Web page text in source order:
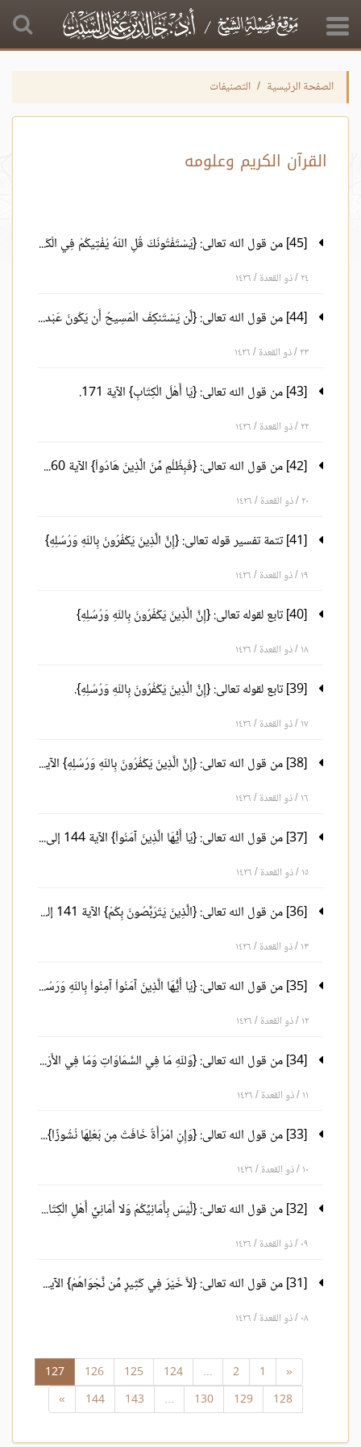
الصفحة الرئيسية التصنيفات
القرآن الكريم وعلومه
[45] من قول الله تعالى: {يَسْتَفْتُونَكَ قُلِ اللّهُ يُفْتِيكُمْ فِي الْكَلاَلَةِ} الآية 176.
٢٤ / ذو القعدة / ١٤٢٦
[44] من قول الله تعالى: {لَّن يَسْتَنكِفَ الْمَسِيحُ أَن يَكُونَ عَبْداً لِّلّهِ} الآية 172 إلى قوله تعالى: {وَيَهْدِيهِمْ إِلَيْهِ صِرَاطًا مُّسْتَقِيمًا} الآية 175.
٢٣ / ذو القعدة / ١٤٢٦
[43] من قول الله تعالى: {يَا أَهْلَ الْكِتَابِ} الآية 171.
٢٢ / ذو القعدة / ١٤٢٦
[42] من قول الله تعالى: {فَبِظُلْمٍ مِّنَ الَّذِينَ هَادُواْ} الآية 160 إلى قوله تعالى: {وَكَانَ اللّهُ عَلِيمًا حَكِيمًا} الآية 170.
٢٠ / ذو القعدة / ١٤٢٦
[41] تتمة تفسير قوله تعالى: {إِنَّ الَّذِينَ يَكْفُرُونَ بِاللّهِ وَرُسُلِهِ}
١٩ / ذو القعدة / ١٤٢٦
[40] تابع لقوله تعالى: {إِنَّ الَّذِينَ يَكْفُرُونَ بِاللّهِ وَرُسُلِهِ}
١٨ / ذو القعدة / ١٤٢٦
[39] تابع لقوله تعالى: {إِنَّ الَّذِينَ يَكْفُرُونَ بِاللّهِ وَرُسُلِهِ}.
١٧ / ذو القعدة / ١٤٢٦
[38] من قول الله تعالى: {إِنَّ الَّذِينَ يَكْفُرُونَ بِاللّهِ وَرُسُلِهِ} الآية 150 إلى قوله تعالى: { وَيَوْمَ الْقِيَامَةِ يَكُونُ عَلَيْهِمْ شَهِيدًا} الآية 159.
١٦ / ذو القعدة / ١٤٢٦
[37] من قول الله تعالى: {يَا أَيُّهَا الَّذِينَ آمَنُواْ} الآية 144 إلى قوله تعالى: { فَإِنَّ اللّهَ كَانَ عَفُوًّا قَدِيرًا} الآية 149.
١٥ / ذو القعدة / ١٤٢٦
[36] من قول الله تعالى: {الَّذِينَ يَتَرَبَّصُونَ بِكُمْ} الآية 141 إلى قوله تعالى: {وَمَن يُضْلِلِ اللّهُ فَلَن تَجِدَ لَهُ سَبِيلاً} الآية 143.
١٣ / ذو القعدة / ١٤٢٦
[35] من قول الله تعالى: {يَا أَيُّهَا الَّذِينَ آمَنُواْ آمِنُواْ بِاللّهِ وَرَسُولِهِ} الآية 136 إلى قوله تعالى: {إِنَّ اللّهَ جَامِعُ الْمُنَافِقِينَ وَالْكَافِرِينَ فِي جَهَنَّمَ جَمِيعًا} الآية 140.
١٢ / ذو القعدة / ١٤٢٦
[34] من قول الله تعالى: {وَللّهِ مَا فِي السَّمَاوَاتِ وَمَا فِي الأَرْضِ} الآية 131 إلى قوله تعالى: {فَإِنَّ اللّهَ كَانَ بِمَا تَعْمَلُونَ خَبِيرًا} الآية 135.
١١ / ذو القعدة / ١٤٢٦
[33] من قول الله تعالى: {وَإِنِ امْرَأَةٌ خَافَتْ مِن بَعْلِهَا نُشُوزًا} الآية 128 إلى قوله تعالى: {وَكَانَ اللّهُ وَاسِعًا حَكِيمًا} الآية 130.
١٠ / ذو القعدة / ١٤٢٦
[32] من قول الله تعالى: {لَّيْسَ بِأَمَانِيِّكُمْ وَلا أَمَانِيِّ أَهْلِ الْكِتَابِ} الآية 123 إلى قوله تعالى: {فَإِنَّ اللّهَ كَانَ بِهِ عَلِيمًا} الآية 127.
٠٩ / ذو القعدة / ١٤٢٦
[31] من قول الله تعالى: {لاَّ خَيْرَ فِي كَثِيرٍ مِّن نَّجْوَاهُمْ} الآية 114 إلى قوله تعالى: {وَمَنْ أَصْدَقُ مِنَ اللّهِ قِيلاً} الآية 122.
٠٨ / ذو القعدة / ١٤٢٦
«
1
2
...
124
125
126
127
128
129
130
...
143
144
»